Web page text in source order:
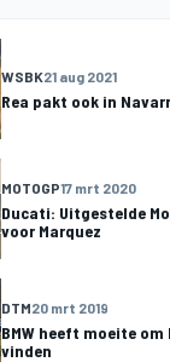
WSBK21 aug 2021
Rea pakt ook in
MOTOGP17 mrt 2020
Ducati: Uitgestelde
voor Marquez
DTM20 mrt 2019
BMW heeft moeite
vinden